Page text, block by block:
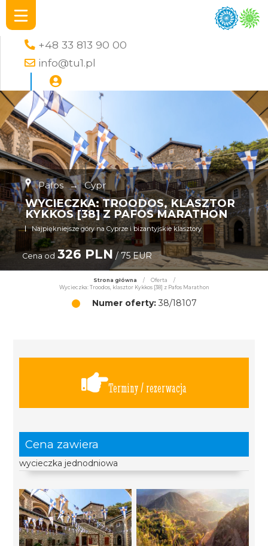
+48 33 813 90 00
info@tu1.pl
Pafos → Cypr
WYCIECZKA: TROODOS, KLASZTOR
KYKKOS [38] Z PAFOS MARATHON
Najpiękniejsze góry na Cyprze i bizantyjskie klasztory
Cena od 326 PLN / 75 EUR
Strona główna / Oferta
/
Wycieczka: Troodos, klasztor Kykkos [38] z Pafos Marathon
Numer oferty:38/18107
Terminy / rezerwacja
Cena zawiera
wycieczka jednodniowa